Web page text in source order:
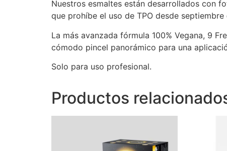
Nuestros esmaltes están desarrollados con
que prohíbe el uso de TPO desde
La más avanzada fórmula 100% Vegana, 9
cómodo pincel panorámico para una
Solo para uso profesional.
Productos